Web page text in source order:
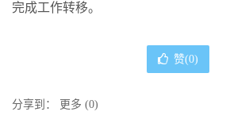
完成工作转移。
赞(0)
分享到： 更多 (0)